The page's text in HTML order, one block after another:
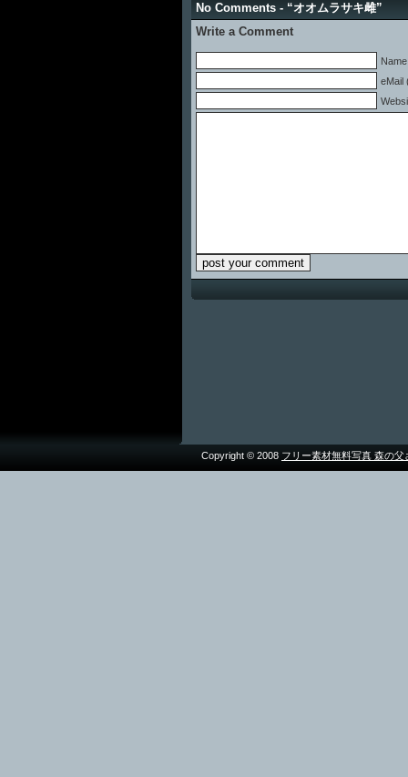
No Comments - “オオムラサキ雌”
Write a Comment
eMail
Copyright © 2008 フリー素材無料写真 森の父